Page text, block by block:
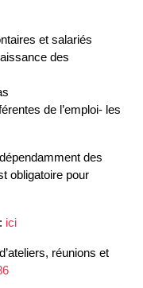
et salariés
des
de l’emploi- les
des
obligatoire pour
ici
réunions et